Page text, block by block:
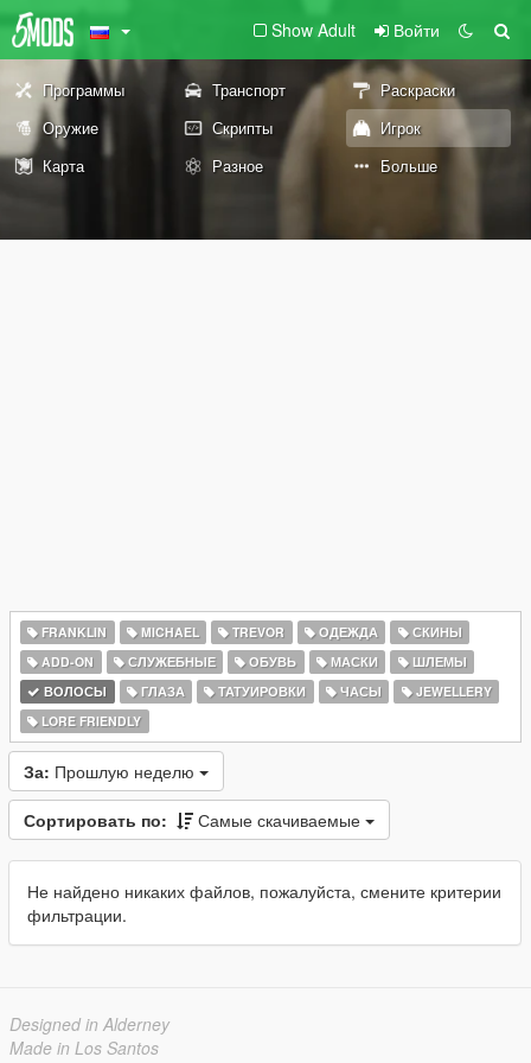
Show Adult Войти
Программы Транспорт
Раскраски
Оружие
Скрипты
Игрок
Карта
Разное Больше
FRANKLIN MICHAEL TREVOR ОДЕЖДА
СКИНЫ
ADD-ON
СЛУЖЕБНЫЕ ОБУВЬ МАСКИ
ШЛЕМЫ
ВОЛОСЫ
ГЛАЗА ТАТУИРОВКИ ЧАСЫ
JEWELLERY
LORE FRIENDLY
За: Прошлую неделю
Сортировать по: Самые скачиваемые
Не найдено никаких файлов, пожалуйста, смените критерии
фильтрации.
Designed in Alderney
Made in Los Santos